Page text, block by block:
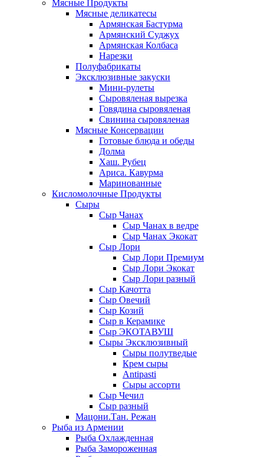
Мясные Продукты
Мясные деликатесы
Армянская Бастурма
Армянский Суджух
Армянская Колбаса
Нарезки
Полуфабрикаты
Эксклюзивные закуски
Мини-рулеты
Сыровяленая вырезка
Говядина сыровяленая
Свинина сыровяленая
Мясные Консервации
Готовые блюда и обеды
Долма
Хаш. Рубец
Ариса. Кавурма
Маринованные
Кисломолочные Продукты
Сыры
Сыр Чанах
Сыр Чанах в ведре
Сыр Чанах Экокат
Сыр Лори
Сыр Лори Премиум
Сыр Лори Экокат
Сыр Лори разный
Сыр Качотта
Сыр Овечий
Сыр Козий
Сыр в Керамике
Сыр ЭКОТАВУШ
Сыры Эксклюзивный
Сыры полутведые
Крем сыры
Antipasti
Сыры ассорти
Сыр Чечил
Сыр разный
Мацони.Тан. Режан
Рыба из Армении
Рыба Охлажденная
Рыба Замороженная